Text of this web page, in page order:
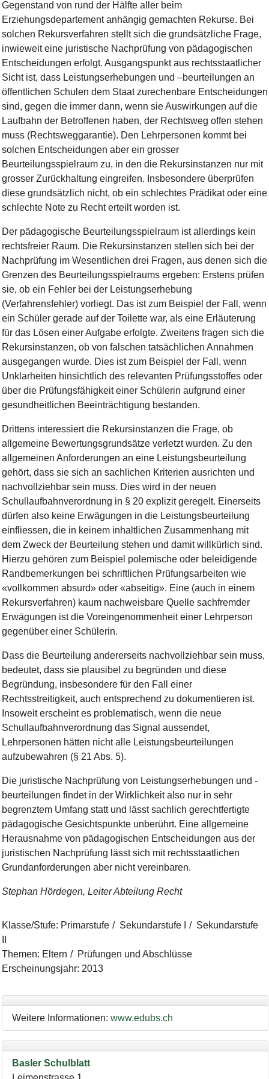
Gegenstand von rund der Hä fte a er beim
Erziehungsdepartement anhängig gemachten Rekurse. Bei
sol chen Rekursverfahren stel lt sich die grundsätz iche Frage,
inwieweit eine juristische Nachprüfung von pädagogischen
Entscheidungen erfol gt. Ausgangspunkt aus rechtsstaatl icher
Sicht ist, dass Leistungserhebungen und –beurtei ungen an
öffentl ichen Schu en dem Staat zurechenbare Entscheidungen
sind, gegen die immer dann, wenn sieAuswirkungen auf die
Laufbahn der Betroffenen haben, der Rechtsweg offen stehen
muss (Rechtsweggarantie). Den Lehrpersonen kommt bei
sol chen Entscheidungen aber ein grosser
Beurtei ungsspiel raum zu, in den die Rekursinstanzen nur mit
grosser Zurückha tung eingreifen. nsbesondere überprüfen
diese grundsätz ich nicht, ob ein sch echtes Prädikat oder eine
sch echte Note zu Recht ertei lt worden ist.
Der pädagogische Beurtei ungsspiel raum ist a erdings kein
rechtsfreier Raum. Die Rekursinstanzen stel en sich bei der
Nachprüfung im Wesentl ichen drei Fragen, aus denen sich die
Grenzen des Beurtei ungsspiel raums ergeben: Erstens prüfen
sie, ob ein Feh er bei der Leistungserhebung
(Verfahrensfeh er) vorl iegt. Das ist zum Beispiel der Fa , wenn
ein Schü er gerade auf der Toi ette war, a s eine Erl äuterung
für das Lösen einerAufgabe erfol gte. Zweitens fragen sich die
Rekursinstanzen, ob von fa schen tatsäch ichen Annahmen
ausgegangen wurde. Dies ist zum Beispiel der Fa , wenn
Unkl arheiten hinsichtl ich des rel evanten Prüfungsstoffes oder
über die Prüfungsfähigkeit einer Schü erin aufgrund einer
gesund heitl ichen Beeinträchtigung bestanden.
Drittens interessiert die Rekursinstanzen die Frage, ob
a gemeine Bewertungsgrundsätze verl etzt wurden. Zu den
a gemeinen Anforderungen an eine Leistungsbeurtei ung
gehört, dass sie sich an sach ichen Kriterien ausrichten und
nachvol ziehbar sein muss. Dies wird in der neuen
Schul aufbahnverordnung in § 20 explizit geregel t. Einerseits
dürfen a so keine Erwägungen in die Leistungsbeurtei ung
einfl iessen, die in keinem inha tl ichen Zusammenhang mit
dem Zweck der Beurtei ung stehen und damit will kürl ich sind.
H ierzu gehören zum Beispiel pol emische oder bel eidigende
Rand bemerkungen bei schriftl ichen Prüfungsarbeiten wie
«voll kommen absurd» oder «abseitig». Eine (auch in einem
Rekursverfahren) kaum nachweisbare Quel le sachfremder
Erwägungen ist die Voreingenommenheit einer Lehrperson
gegenüber einer Schü erin.
Dass die Beurtei ung andererseits nachvol ziehbar sein muss,
bedeutet, dass sie pl ausibel zu begründen und diese
Begründung, insbesondere für den Fa einer
Rechtsstreitigkeit, auch entsprechend zu dokumentieren ist.
nsoweit erscheint es problematisch, wenn die neue
Schul aufbahnverordnung das Signa aussendet,
Lehrpersonen hätten nicht a le Leistungsbeurtei ungen
aufzubewahren (§ 21 Abs. 5).
Die juristische Nachprüfung von Leistungserhebungen und -
beurtei ungen findetin der Wirkl ichkeit a so nur in sehr
begrenztem Umfang statt und ässt sach ich gerechtfertigte
pädagogische Gesichtspunkte unberührt. Eine a gemeine
Herausnahme von pädagogischen Entscheidungen aus der
juristischen Nachprüfung ässt sich mit rechtsstaatl ichen
Grundanforderungen aber nicht vereinbaren.
Stephan Hördegen, Leiter Abteilung Recht
Klasse/Stufe: Primarstufe Sekundarstufe I
Sekundarstufe
Themen: Eltern
Prüfungen und Abschlüsse
Erscheinungsjahr: 2013
Weitere Informationen: www.edubs.ch
Basler Schulblatt